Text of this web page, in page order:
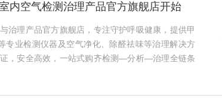
内空气检测治理产品官方旗舰店开始
治理产品官方旗舰店，专注守护呼吸健康，提供甲
专业检测仪器及空气净化、除醛祛味等治理解决方
，安全高效，一站式购齐检测—分析—治理全链条